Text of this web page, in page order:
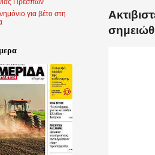
Πρεσπών
για βέτο στη